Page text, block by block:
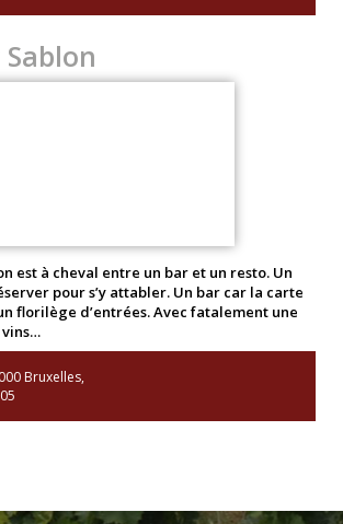
est à cheval entre un bar et un resto. Un
pour s’y attabler. Un bar car la carte
florilège d’entrées. Avec fatalement une
Bruxelles,